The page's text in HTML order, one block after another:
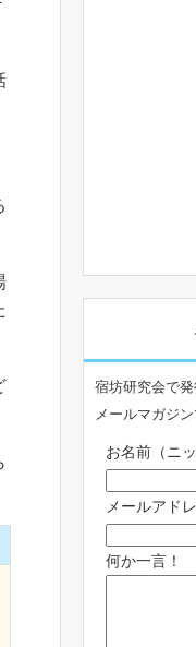
宿坊研究会で
メールマガジ
お名前（ニ
メールアド
何か一言！